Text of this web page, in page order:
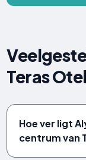
Teras Otel
Hoe ver ligt
centrum van